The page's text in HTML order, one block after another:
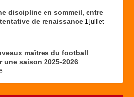
discipline en sommeil, entre
de renaissance 1 juillet
maîtres du football
une saison 2025-2026